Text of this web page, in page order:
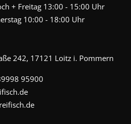
+ Freitag 13:00 - 15:00 Uhr
10:00 - 18:00 Uhr
242, 17121 Loitz i. Pommern
95900